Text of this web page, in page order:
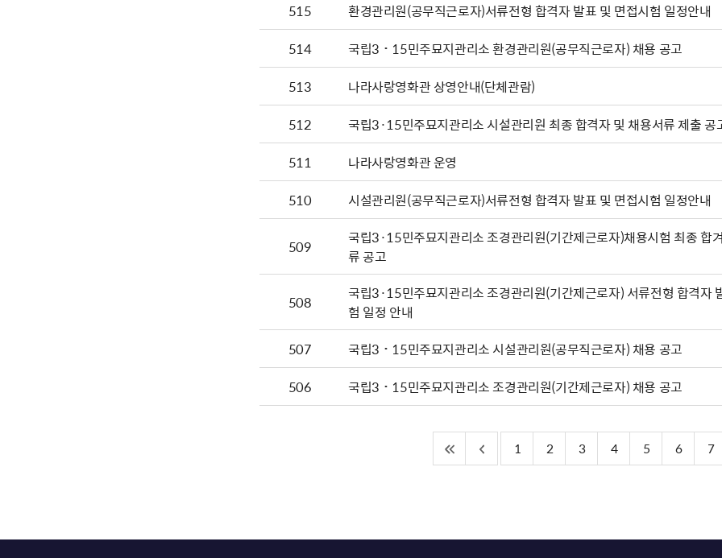
515
환경관리원(공무직근로자)서류전형 합격자 발표 및 면접시험 일정안내
514
국립3˙15민주묘지관리소 환경관리원(공무직근로자) 채용 공고
513
나라사랑영화관 상영안내(단체관람)
512
국립3·15민주묘지관리소 시설관리원 최종 합격자 및 채용서류 제출 공
511
나라사랑영화관 운영
510
시설관리원(공무직근로자)서류전형 합격자 발표 및 면접시험 일정안내
509
국립3·15민주묘지관리소 조경관리원(기간제근로자)채용시험 최종 합
류 공고
508
국립3·15민주묘지관리소 조경관리원(기간제근로자) 서류전형 합격자
험 일정 안내
507
국립3˙15민주묘지관리소 시설관리원(공무직근로자) 채용 공고
506
국립3˙15민주묘지관리소 조경관리원(기간제근로자) 채용 공고
1 2 3 4 5 6 7